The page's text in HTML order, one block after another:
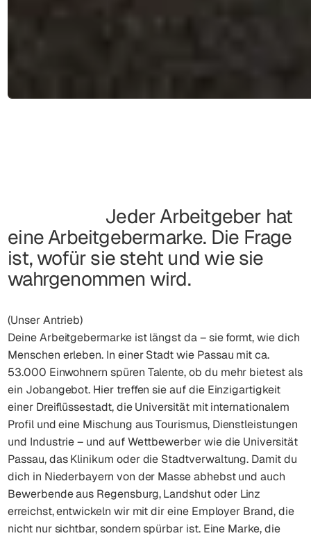
Jeder Arbeitgeber hat
eine Arbeitgebermarke. Die Frage
ist, wofür sie steht und wie sie
wahrgenommen wird.
(Unser Antrieb)
Deine Arbeitgebermarke ist längst da – sie formt, wie dich
Menschen erleben. In einer Stadt wie Passau mit ca.
53.000 Einwohnern spüren Talente, ob du mehr bietest als
ein Jobangebot. Hier treffen sie auf die Einzigartigkeit
einer Dreiflüssestadt, die Universität mit internationalem
Profil und eine Mischung aus Tourismus, Dienstleistungen
und Industrie – und auf Wettbewerber wie die Universität
Passau, das Klinikum oder die Stadtverwaltung. Damit du
dich in Niederbayern von der Masse abhebst und auch
Bewerbende aus Regensburg, Landshut oder Linz
erreichst, entwickeln wir mit dir eine Employer Brand, die
nicht nur sichtbar, sondern spürbar ist. Eine Marke, die